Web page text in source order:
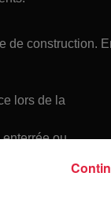
de construction.
lors de la
ou